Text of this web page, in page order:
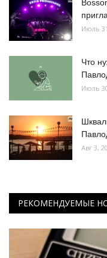
Июль
Что
Июль
Авг 3,
РЕКОМЕНДУЕМЫЕ